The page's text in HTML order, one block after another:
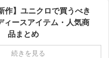
作】ユニクロで買うべき
ィースアイテム・人気商
品まとめ
続きを見る